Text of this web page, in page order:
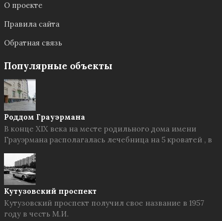
О проекте
Правила сайта
Обратная связь
Популярные объекты
Роддом Грауэрмана
В конце XIX века на месте родильного дома имени
Грауэрмана располагалась лечебница на 5 кроватей , в
Кутузовский проспект
Кутузовский проспект получил свое название в 1957
году в честь М.И.